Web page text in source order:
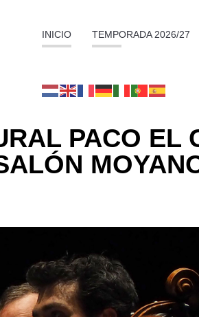
INICIO TEMPORADA 2026/27
PACO EL